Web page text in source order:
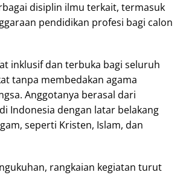
disiplin ilmu terkait, termasuk
pendidikan profesi bagi calon
inklusif dan terbuka bagi seluruh
tanpa membedakan agama
Anggotanya berasal dari
Indonesia dengan latar belakang
seperti Kristen, Islam, dan
rangkaian kegiatan turut